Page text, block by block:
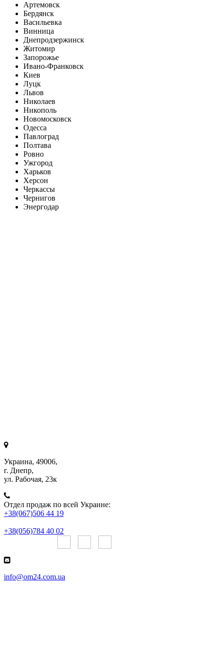
Артемовск
Бердянск
Васильевка
Винница
Днепродзержинск
Житомир
Запорожье
Ивано-Франковск
Киев
Луцк
Львов
Николаев
Никополь
Новомосковск
Одесса
Павлоград
Полтава
Ровно
Ужгород
Харьков
Херсон
Черкассы
Чернигов
Энергодар
Украина, 49006,
г. Днепр,
ул. Рабочая, 23к
Отдел продаж по всей Украине:
+38(067)506 44 19
+38(056)784 40 02
info@om24.com.ua